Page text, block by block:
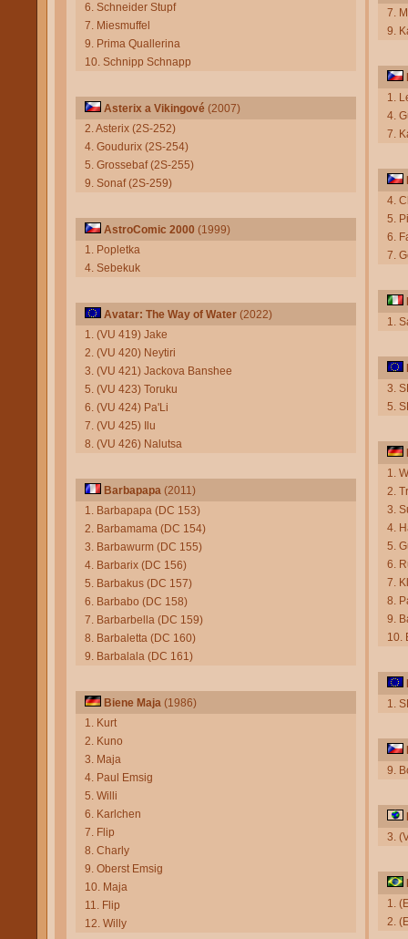
6. Schneider Stupf
7. Miesmuffel
9. Prima Quallerina
10. Schnipp Schnapp
Asterix a Vikingové (2007)
2. Asterix (2S-252)
4. Goudurix (2S-254)
5. Grossebaf (2S-255)
9. Sonaf (2S-259)
AstroComic 2000 (1999)
1. Popletka
4. Sebekuk
Avatar: The Way of Water (2022)
1. (VU 419) Jake
2. (VU 420) Neytiri
3. (VU 421) Jackova Banshee
5. (VU 423) Toruku
6. (VU 424) Pa'Li
7. (VU 425) Ilu
8. (VU 426) Nalutsa
Barbapapa (2011)
1. Barbapapa (DC 153)
2. Barbamama (DC 154)
3. Barbawurm (DC 155)
4. Barbarix (DC 156)
5. Barbakus (DC 157)
6. Barbabo (DC 158)
7. Barbarbella (DC 159)
8. Barbaletta (DC 160)
9. Barbalala (DC 161)
Biene Maja (1986)
1. Kurt
2. Kuno
3. Maja
4. Paul Emsig
5. Willi
6. Karlchen
7. Flip
8. Charly
9. Oberst Emsig
10. Maja
11. Flip
12. Willy
7.
9.
1.
4.
7.
4.
5.
6.
7.
1.
3.
5.
1.
2.
3.
4.
5.
6.
7.
8.
9.
10.
1.
9.
3.
1.
2.